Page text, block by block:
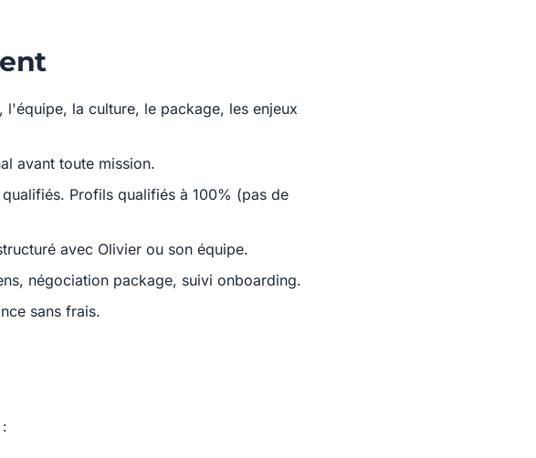
la culture, le package, les enjeux
avant toute mission.
Profils qualifiés à 100% (pas de
avec Olivier ou son équipe.
négociation package, suivi onboarding.
sans frais.